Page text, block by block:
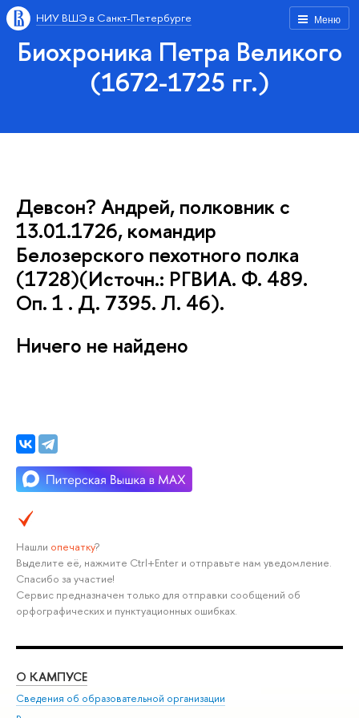
Меню
НИУ ВШЭ в Санкт-Петербурге
Биохроника Петра Великого
(1672-1725 гг.)
Девсон? Андрей, полковник с
13.01.1726, командир
Белозерского пехотного полка
(1728)(Источн.: РГВИА. Ф. 489.
Оп. 1 . Д. 7395. Л. 46).
Ничего не найдено
Нашли опечатку?
Выделите её, нажмите Ctrl+Enter и отправьте нам уведомление.
Спасибо за участие!
Сервис предназначен только для отправки сообщений об
орфографических и пунктуационных ошибках.
О КАМПУСЕ
Сведения об образовательной организации